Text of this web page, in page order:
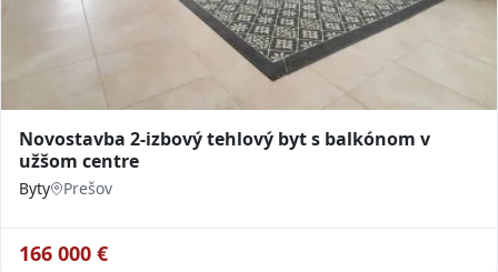
Novostavba 2-izbový tehlový byt s balkónom v
užšom centre
Byty Prešov
166 000 €